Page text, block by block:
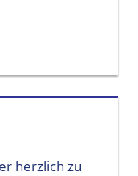
herzlich zu